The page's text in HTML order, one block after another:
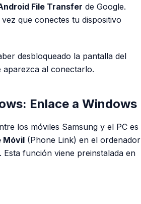
File Transfer de Google.
que conectes tu dispositivo
desbloqueado la pantalla del
aparezca al conectarlo.
Enlace a Windows
los móviles Samsung y el PC es
Móvil (Phone Link) en el ordenador
función viene preinstalada en